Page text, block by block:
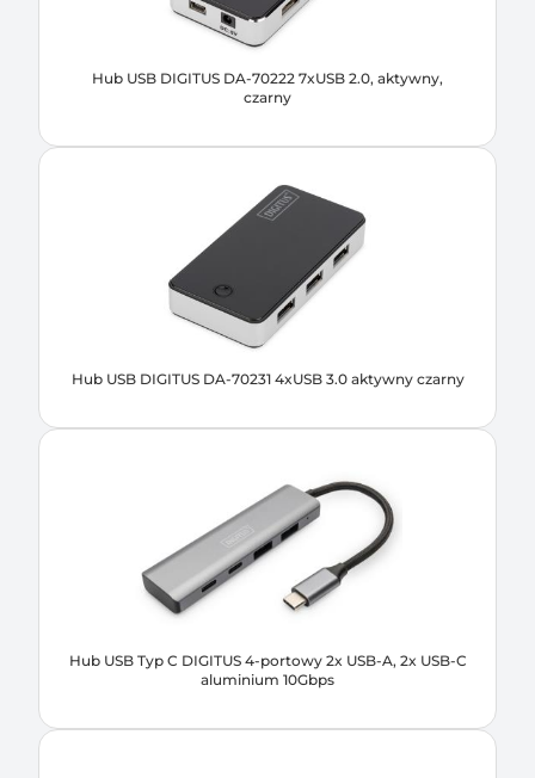
Hub USB DIGITUS DA-70222 7xUSB 2.0, aktywny,
czarny
Hub USB DIGITUS DA-70231 4xUSB 3.0 aktywny czarny
Hub USB Typ C DIGITUS 4-portowy 2x USB-A, 2x USB-C
aluminium 10Gbps